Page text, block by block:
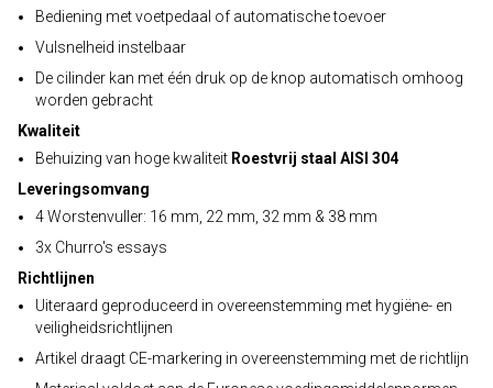
Bediening met voetpedaal of automatische toevoer
Vulsnelheid instelbaar
De cilinder kan met één druk op de knop automatisch omhoog
worden gebracht
Kwaliteit
Behuizing van hoge kwaliteit Roestvrij staal AISI 304
Leveringsomvang
4 Worstenvuller: 16 mm, 22 mm, 32 mm & 38 mm
3x Churro's essays
Richtlijnen
Uiteraard geproduceerd in overeenstemming met hygiëne- en
veiligheidsrichtlijnen
Artikel draagt CE-markering in overeenstemming met de richtlijn